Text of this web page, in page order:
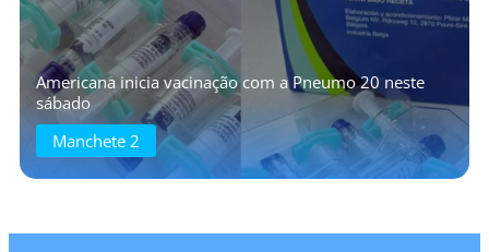
Americana inicia vacinação com a Pneumo 20 neste
sábado
Manchete 2